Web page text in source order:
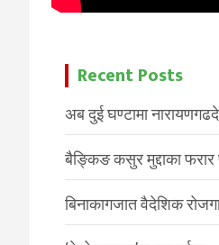
Recent Posts
अब दुई घण्टामा
बैङ्किङ कसुर मुद्दाका फरार
बिनाकागजात वैदेशिक